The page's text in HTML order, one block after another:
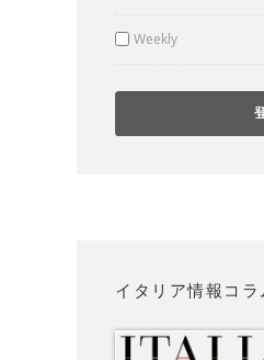
Weekly
イタリア情報コラ